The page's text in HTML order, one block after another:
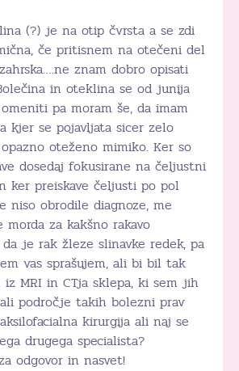
(?) je na otip čvrsta a se zdi
če pritisnem na otečeni del
znam dobro opisati
in oteklina se od junija
pa moram še, da imam
kjer se pojavljata sicer zelo
oteženo mimiko. Ker so
dosedaj fokusirane na čeljustni
ker preiskave čeljusti po pol
niso obrodile diagnoze, me
za kakšno rakavo
je rak žleze slinavke redek, pa
vas sprašujem, ali bi bil tak
MRI in CTja sklepa, ki sem jih
področje takih bolezni prav
kirurgija ali naj se
drugega specialista?
odgovor in nasvet!